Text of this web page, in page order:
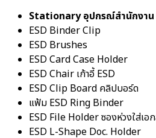
Stationary อุปกรณ์สำนักงาน
ESD Binder Clip
ESD Brushes
ESD Card Case Holder
ESD Chair เก้าอี้ ESD
ESD Clip Board คลิปบอร์ด
แฟ้ม ESD Ring Binder
ESD File Holder ซองห่วงใส่เอ
ESD L-Shape Doc. Holder